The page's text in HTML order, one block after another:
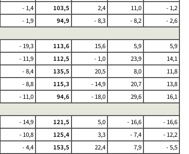
- 1,4 103,5 2,4 11,0
- 1,2
- 1,9 94,9 - 8,3 - 8,2
- 2,6
- 19,3 113,6 15,6 5,9
5,9
- 11,9 112,5 - 1,0 23,9
14,1
- 8,4 135,5 20,5 8,0
11,8
- 8,8 115,3 - 14,9 20,7
13,8
- 11,0 94,6 - 18,0 29,6
16,1
- 14,9 121,5 5,0 - 16,6
- 16,6
- 10,8 125,4 3,3 - 7,4
- 12,2
- 4,4 153,5 22,4 7,9
- 5,5